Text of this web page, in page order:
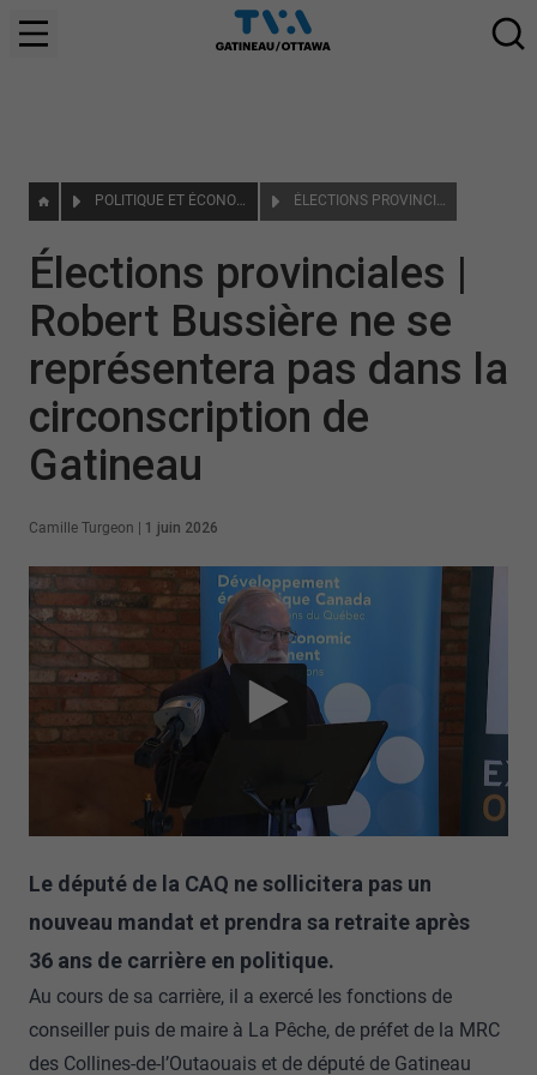
POLITIQUE ET ÉCONOMIE ÉLECTIONS PROVINCIALES | ROBERT BUSSIÈRE NE SE REPRÉSENTERA PAS DANS LA CIRCONSCRIPTION DE GATINEAU
Élections provinciales |
Robert Bussière ne se
représentera pas dans la
circonscription de
Gatineau
Camille Turgeon 1 juin 2026
Le député de la CAQ ne sollicitera pas un
nouveau mandat et prendra sa retraite après
36 ans de carrière en politique.
Au cours de sa carrière, il a exercé les fonctions de
conseiller puis de maire à La Pêche, de préfet de la MRC
des Collines-de-l’Outaouais et de député de Gatineau